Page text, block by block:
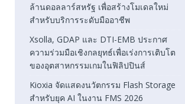
FEATURED
ล้านดอลลาร์สหรัฐ เพื่อสร้างโมเดลใหม่
สำหรับบริการระดับมืออาชีพ
Xsolla, GDAP และ DTI-EMB ประกาศ
ความร่วมมือเชิงกลยุทธ์เพื่อเร่งการเติบโต
ของอุตสาหกรรมเกมในฟิลิปปินส์
Kioxia จัดแสดงนวัตกรรม Flash Storage
สำหรับยุค AI ในงาน FMS 2026